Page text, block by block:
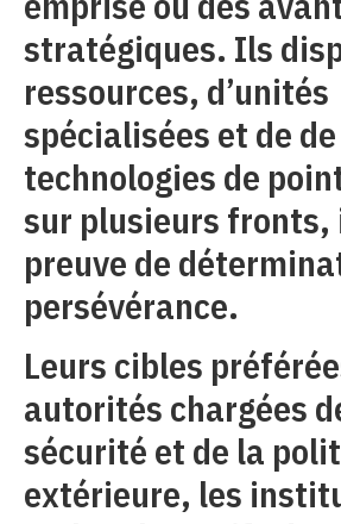
stratégiques. Ils
ressources, d’unités
spécialisées et de de
technologies de
sur plusieurs
preuve de
persévérance.
Leurs cibles
autorités chargées
sécurité et de la
extérieure, les